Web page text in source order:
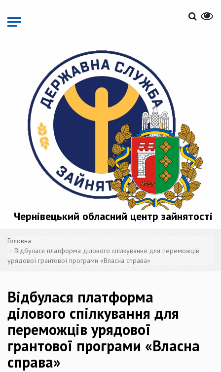
основного
матеріалу
Чернівецький обласний центр зайнятості
Головна
Відбулася платформа ділового спілкування для переможців
урядової грантової програми «Власна справа»
Відбулася платформа
ділового спілкування для
переможців урядової
грантової програми «Власна
справа»